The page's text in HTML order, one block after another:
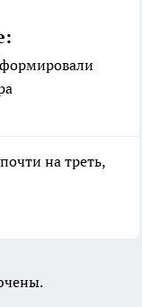
на треть,